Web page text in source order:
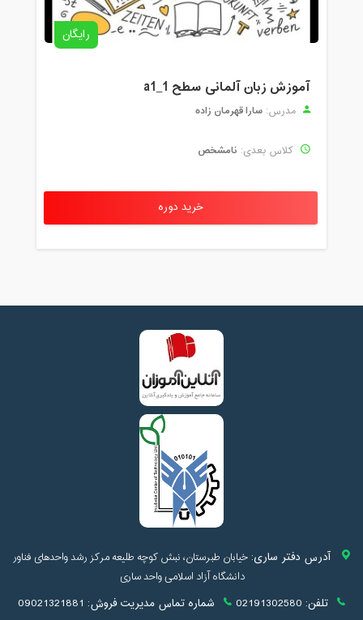
رایگان
آموزش زبان آلمانی سطح a1_1
مدرس: سارا قهرمان زاده
کلاس بعدی: نامشخص
خرید دوره
آدرس دفتر ساری:خیابان طبرستان، نبش کوچه طلیعه مرکز رشد واحدهای فناور
دانشگاه آزاد اسلامی واحد ساری
تلفن: 02191302580 شماره تماس مدیریت فروش: 09021321881